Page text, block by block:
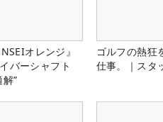
オレンジ』
バーシャフト
”
ゴルフの熱狂
仕事。｜スタ